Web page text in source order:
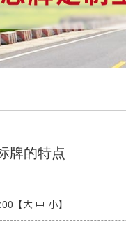
牌的特点
【 大 中 小】